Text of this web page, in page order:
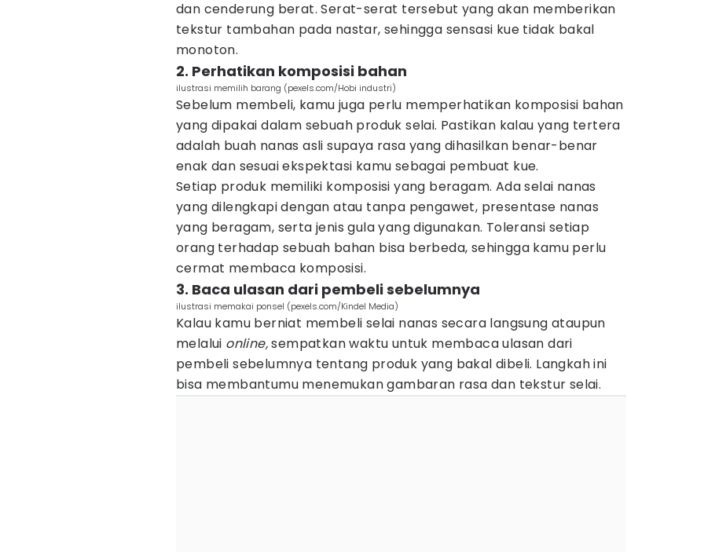
dan cenderung berat. Serat-serat tersebut yang akan memberikan
tekstur tambahan pada nastar, sehingga sensasi kue tidak bakal
monoton.
2. Perhatikan komposisi bahan
ilustrasi memilih barang (pexels.com/Hobi industri)
Sebelum membeli, kamu juga perlu memperhatikan komposisi bahan
yang dipakai dalam sebuah produk selai. Pastikan kalau yang tertera
adalah buah nanas asli supaya rasa yang dihasilkan benar-benar
enak dan sesuai ekspektasi kamu sebagai pembuat kue.
Setiap produk memiliki komposisi yang beragam. Ada selai nanas
yang dilengkapi dengan atau tanpa pengawet, presentase nanas
yang beragam, serta jenis gula yang digunakan. Toleransi setiap
orang terhadap sebuah bahan bisa berbeda, sehingga kamu perlu
cermat membaca komposisi.
3. Baca ulasan dari pembeli sebelumnya
ilustrasi memakai ponsel (pexels.com/Kindel Media)
Kalau kamu berniat membeli selai nanas secara langsung ataupun
melalui online,sempatkan waktu untuk membaca ulasan dari
pembeli sebelumnya tentang produk yang bakal dibeli. Langkah ini
bisa membantumu menemukan gambaran rasa dan tekstur selai.